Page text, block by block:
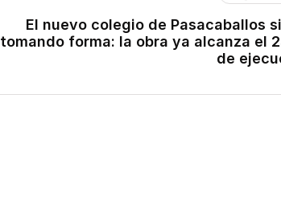
El nuevo colegio de Pasacaballos
tomando forma: la obra ya alcanza el
de